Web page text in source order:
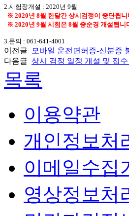
2.시험장개설 : 2020년 9월
※ 2020년 8월 한달간 상시검정이 중단됩니
※ 2020년 9월 시험은 8월 중순경 개설됩니
3.문의 : 061-641-4001
이전글
모바일 운전면허증-신분증
다음글 상시 검정 일정 개설 및 접수
목록
이용약관
개인정보처
이메일수집
영상정보처